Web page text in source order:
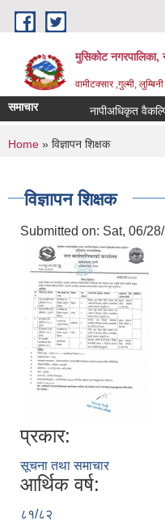
Skip to main content
मुसिकोट नगरपालिका,
वामीटक्सार ,गुल्मी,
समाचार नापीअधिकृत वैकल्पिक
You are here
Home » विज्ञापन शिक्षक
विज्ञापन शिक्षक
Submitted on: Sat, 06/
प्रकार:
सूचना तथा समाचार
आर्थिक वर्ष:
८१/८२